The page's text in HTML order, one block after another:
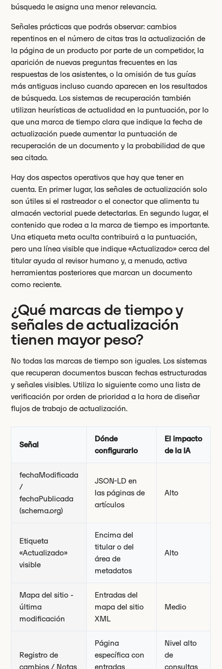
búsqueda le asigna una menor relevancia.
Señales prácticas que podrás observar: cambios
repentinos en el número de citas tras la actualización de
la página de un producto por parte de un competidor, la
aparición de nuevas preguntas frecuentes en las
respuestas de los asistentes, o la omisión de tus guías
más antiguas incluso cuando aparecen en los resultados
de búsqueda. Los sistemas de recuperación también
utilizan heurísticas de actualidad en la puntuación, por lo
que una marca de tiempo clara que indique la fecha de
actualización puede aumentar la puntuación de
recuperación de un documento y la probabilidad de que
sea citado.
Hay dos aspectos operativos que hay que tener en
cuenta. En primer lugar, las señales de actualización solo
son útiles si el rastreador o el conector que alimenta tu
almacén vectorial puede detectarlas. En segundo lugar, el
contenido que rodea a la marca de tiempo es importante.
Una etiqueta meta oculta contribuirá a la puntuación,
pero una línea visible que indique «Actualizado» cerca del
titular ayuda al revisor humano y, a menudo, activa
herramientas posteriores que marcan un documento
como reciente.
¿Qué marcas de tiempo y
señales de actualización
tienen mayor peso?
No todas las marcas de tiempo son iguales. Los sistemas
que recuperan documentos buscan fechas estructuradas
y señales visibles. Utiliza lo siguiente como una lista de
verificación por orden de prioridad a la hora de diseñar
flujos de trabajo de actualización.
Señal
Dónde
configurarlo
El impacto
de la IA
fechaModificada
/
fechaPublicada
(schema.org)
JSON-LD en
las páginas de
artículos
Alto
Etiqueta
«Actualizado»
visible
Encima del
titular o del
área de
metadatos
Alto
Mapa del sitio -
última
modificación
Entradas del
mapa del sitio
XML
Medio
Registro de
cambios / Notas
Página
específica con
entradas
Nivel alto
de
consultas